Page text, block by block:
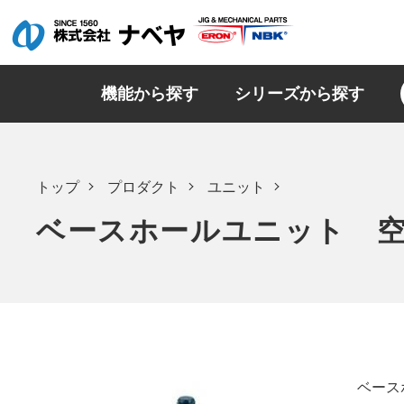
機能から探す シリーズから探す
トップ プロダクト ユニット
ベースホールユニット
ベー